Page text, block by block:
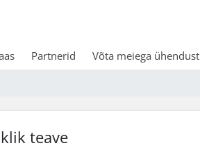
Partnerid Võta meiega ühendust
teave